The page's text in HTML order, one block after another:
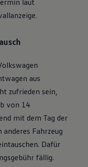
aus
zufrieden sein,
von 14
mit dem Tag der
anderes Fahrzeug
Dafür
fällig.